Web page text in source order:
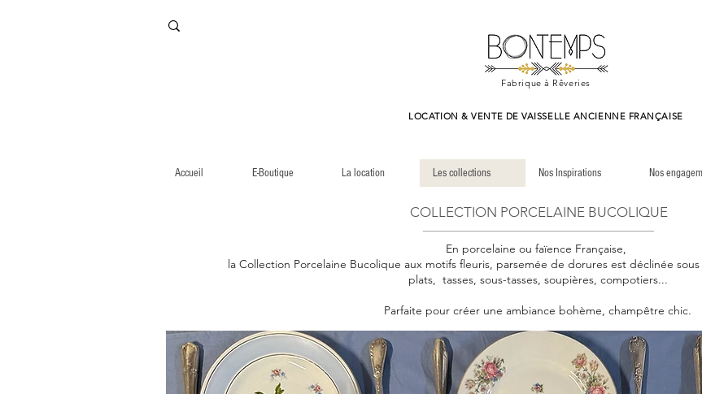
Fabrique à Rêveries
LOCATION & VENTE DE VAISSELLE ANCIENNE FRANÇAISE
Accueil E-Boutique La location Les collections Nos Inspirations Nos
COLLECTION PORCELAINE BUCOLIQUE
En porcelaine ou faïence Française,
la Collection Porcelaine Bucolique aux motifs fleuris, parsemée de dorures est déclinée
plats, tasses, sous-tasses, soupières, compotiers...
Parfaite pour créer une ambiance bohème, champêtre chic.